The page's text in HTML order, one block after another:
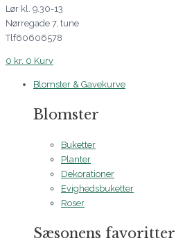
Lør kl. 9.30-13
Nørregade 7, tune
Tlf60606578
0 kr. 0 Kurv
Blomster & Gavekurve
Blomster
Buketter
Planter
Dekorationer
Evighedsbuketter
Roser
Sæsonens favoritter